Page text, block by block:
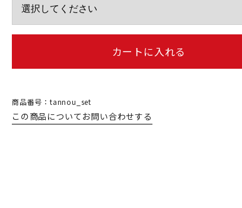
カートに入れる
商品番号：tannou_set
この商品についてお問い合わせする